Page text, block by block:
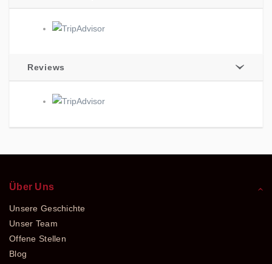
Reviews
Über Uns
Unsere Geschichte
Unser Team
Offene Stellen
Blog